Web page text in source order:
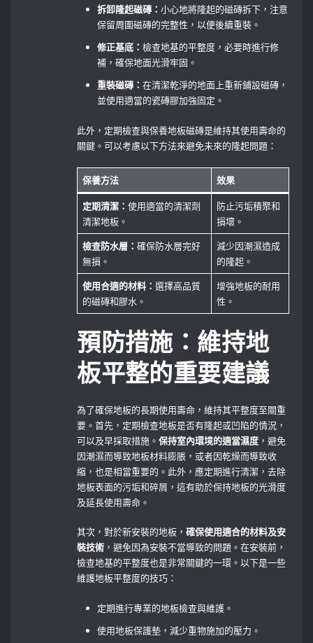
拆卸隆起磁磚：小心地將隆起的磁磚拆下，注意
保留周圍磁磚的完整性，以便後續重裝。
修正基底：檢查地基的平整度，必要時進行修
補，確保地面光滑牢固。
重裝磁磚：在清潔乾淨的地面上重新鋪設磁磚，
並使用適當的瓷磚膠加強固定。
此外，定期檢查與保養地板磁磚是維持其使用壽命的
關鍵。可以考慮以下方法來避免未來的隆起問題：
保養方法 效果
定期清潔： 使用適當的清潔劑
清潔地板。
防止污垢積聚和
損壞。
檢查防水層： 確保防水層完好
無損。
減少因潮濕造成
的隆起。
使用合適的材料： 選擇高品質
的磁磚和膠水。
增強地板的耐用
性。
預防措施：維持地
板平整的重要建議
為了確保地板的長期使用壽命，維持其平整度至關重
要。首先，定期檢查地板是否有隆起或凹陷的情況，
可以及早採取措施。保持室內環境的適當濕度 ，避免
因潮濕而導致地板材料膨脹，或者因乾燥而導致收
縮，也是相當重要的。此外，應定期進行清潔，去除
地板表面的污垢和碎屑，這有助於保持地板的光滑度
及延長使用壽命。
其次，對於新安裝的地板，確保使用適合的材料及安
裝技術 ，避免因為安裝不當導致的問題。在安裝前，
檢查地基的平整度也是非常關鍵的一環。以下是一些
維護地板平整度的技巧：
定期進行專業的地板檢查與維護。
使用地板保護墊，減少重物施加的壓力。